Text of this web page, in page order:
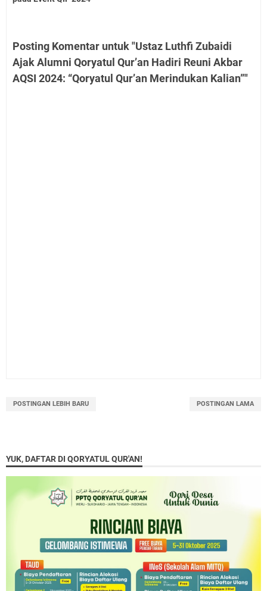
Posting Komentar untuk "Ustaz Luthfi Zubaidi
Ajak Alumni Qoryatul Qur’an Hadiri Reuni Akbar
AQSI 2024: “Qoryatul Qur’an Merindukan Kalian”"
POSTINGAN LEBIH BARU POSTINGAN LAMA
YUK, DAFTAR DI QORYATUL QUR'AN!